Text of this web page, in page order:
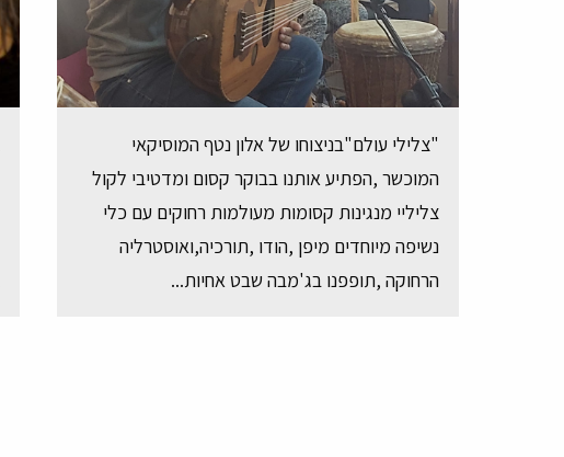
"צלילי עולם"בניצוחו של אלון נטף המוסיקאי
המוכשר ,הפתיע אותנו בבוקר קסום ומדטיבי לקול
צליליי מנגינות קסומות מעולמות רחוקים עם כלי
נשיפה מיוחדים מיפן ,הודו ,תורכיה,ואוסטרליה
הרחוקה ,תופפנו בג'מבה שבט אחיות...